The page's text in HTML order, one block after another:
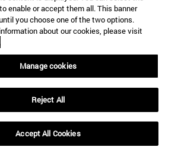
enable or accept them all. This banner
you choose one of the two options.
about our cookies, please visit
Manage cookies
Reject All
Accept All Cookies